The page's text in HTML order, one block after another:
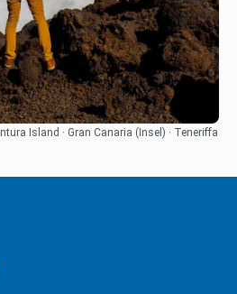
Island · Gran Canaria (Insel) · Teneriffa